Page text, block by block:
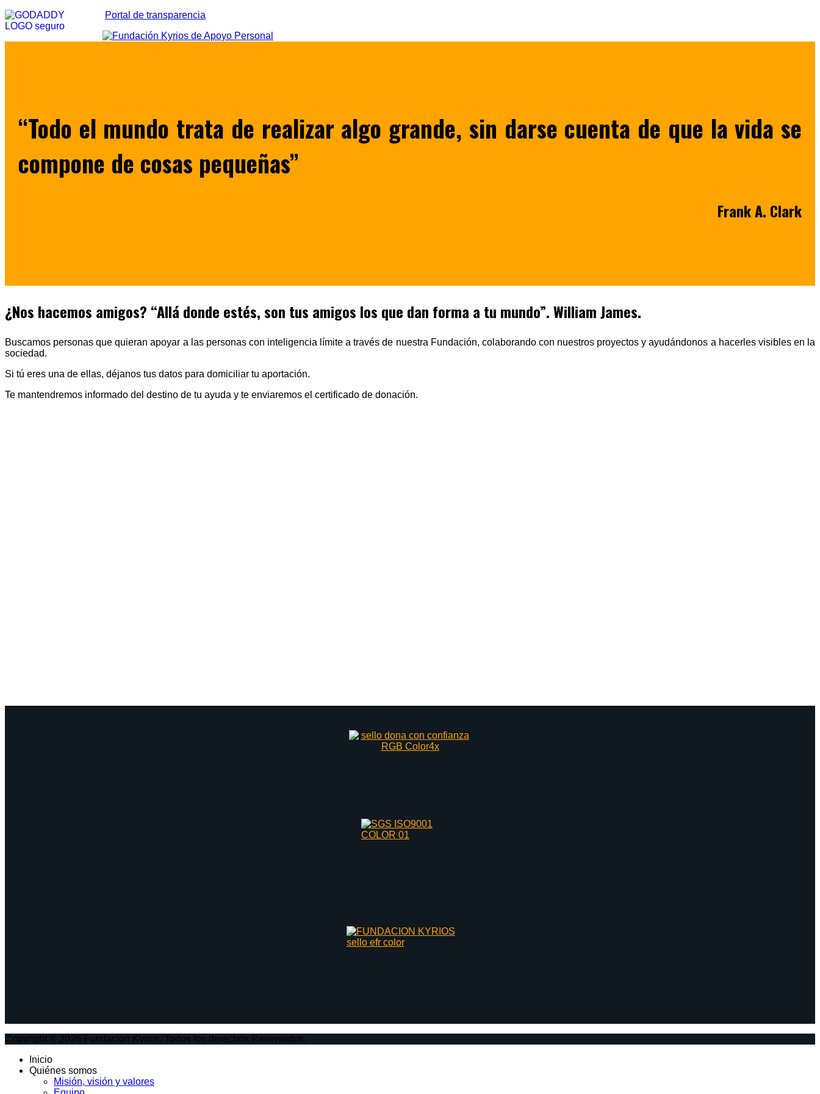
Portal de transparencia
“Todo el mundo trata de realizar algo grande, sin darse cuenta de que la vida se
compone de cosas pequeñas”
Frank A. Clark
¿Nos hacemos amigos? “Allá donde estés, son tus amigos los que dan forma a tu mundo”. William James.
Buscamos personas que quieran apoyar a las personas con inteligencia límite a través de nuestra Fundación, colaborando con nuestros proyectos y ayudándonos a hacerles visibles en la
sociedad.
Si tú eres una de ellas, déjanos tus datos para domiciliar tu aportación.
Te mantendremos informado del destino de tu ayuda y te enviaremos el certificado de donación.
Copyright © 2026 Fundación Kyrios. Todos los derechos Reservados.
Inicio
Quiénes somos
Misión, visión y valores